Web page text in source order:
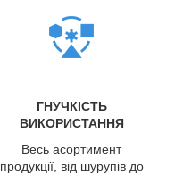
ГНУЧКІСТЬ
ВИКОРИСТАННЯ
Весь асортимент
продукції, від шурупів до